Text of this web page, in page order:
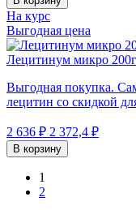
На курс
Выгодная цена
Лецитинум микро
Выгодная покупка.
лецитин со скидкой
2 636 ₽ 2 372,4 ₽
В корзину
1
2